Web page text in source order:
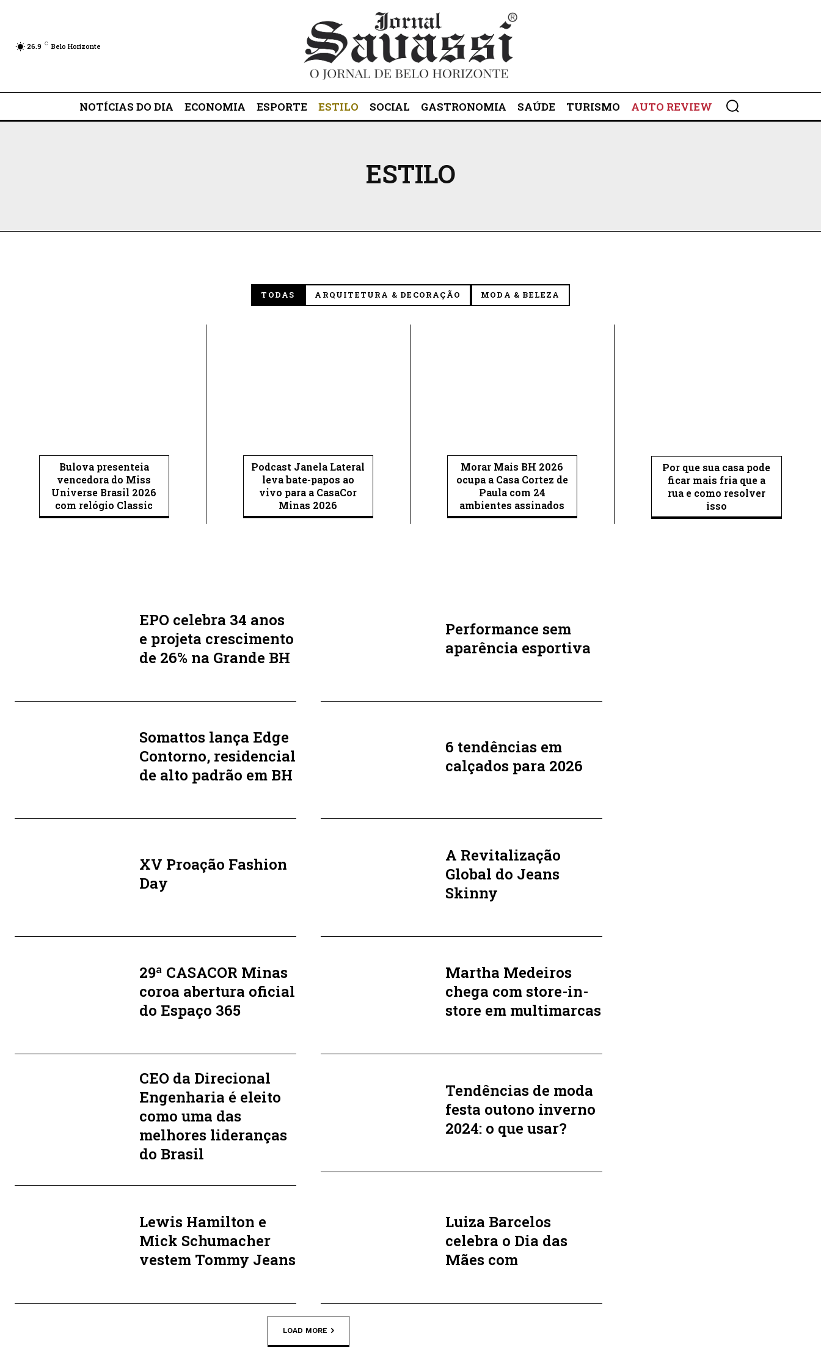
26.9 C Belo Horizonte
NOTÍCIAS DO DIA ECONOMIA ESPORTE ESTILO SOCIAL GASTRONOMIA SAÚDE TURISMO AUTO REVIEW
ESTILO
TODAS ARQUITETURA & DECORAÇÃO MODA & BELEZA
Bulova presenteia
vencedora do Miss
Universe Brasil 2026
com relógio Classic
Podcast Janela Lateral
leva bate-papos ao
vivo para a CasaCor
Minas 2026
Morar Mais BH 2026
ocupa a Casa Cortez de
Paula com 24
ambientes assinados
Por que sua casa pode
ficar mais fria que a
rua e como resolver
isso
EPO celebra 34 anos
e projeta crescimento
de 26% na Grande BH
Performance sem
aparência esportiva
Somattos lança Edge
Contorno, residencial
de alto padrão em BH
6 tendências em
calçados para 2026
XV Proação Fashion
Day
A Revitalização
Global do Jeans
Skinny
29ª CASACOR Minas
coroa abertura oficial
do Espaço 365
Martha Medeiros
chega com store-in-
store em multimarcas
CEO da Direcional
Engenharia é eleito
como uma das
melhores lideranças
do Brasil
Tendências de moda
festa outono inverno
2024: o que usar?
Lewis Hamilton e
Mick Schumacher
vestem Tommy Jeans
Luiza Barcelos
celebra o Dia das
Mães com
LOAD MORE